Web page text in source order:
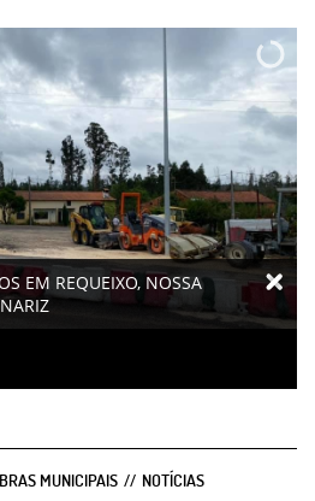
EM REQUEIXO, NOSSA
MUNICIPAIS NOTÍCIAS